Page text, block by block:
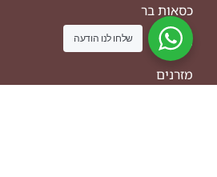
כסאות בר
מזנונים
מזרנים
שלחו לנו הודעה